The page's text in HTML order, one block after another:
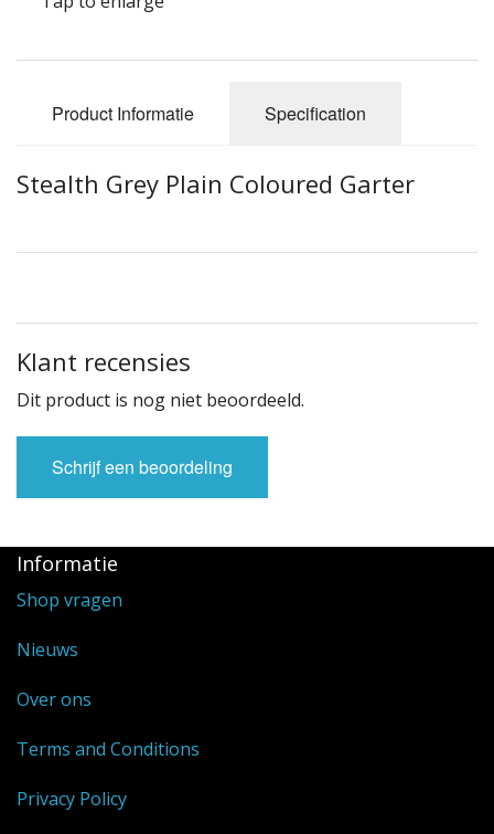
Product Informatie Specification
Stealth Grey Plain Coloured Garter
Klant recensies
Dit product is nog niet beoordeeld.
Schrijf een beoordeling
Informatie
Shop vragen
Nieuws
Over ons
Terms and Conditions
Privacy Policy